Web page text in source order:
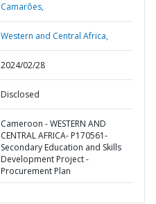
Camarões,
Western and Central Africa,
2024/02/28
Disclosed
Cameroon - WESTERN AND
CENTRAL AFRICA- P170561-
Secondary Education and Skills
Development Project -
Procurement Plan